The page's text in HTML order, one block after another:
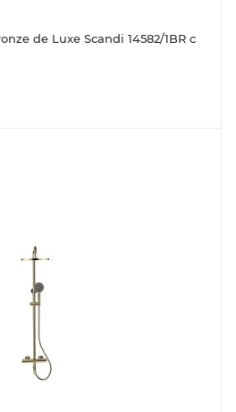
de Luxe Scandi 14582/1BR с